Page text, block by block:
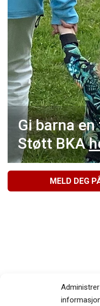
Gi barna
Støtt BKA
MELD DEG